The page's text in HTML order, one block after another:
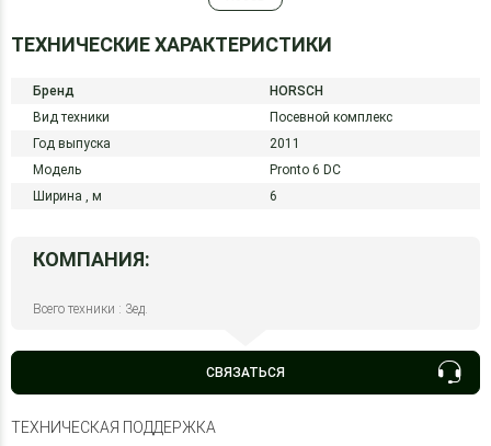
ТЕХНИЧЕСКИЕ ХАРАКТЕРИСТИКИ
Бренд
HORSCH
Вид техники
Посевной комплекс
Год выпуска
2011
Модель
Pronto 6 DC
Ширина , м 6
КОМПАНИЯ:
Всего техники : 3ед.
СВЯЗАТЬСЯ
ТЕХНИЧЕСКАЯ ПОДДЕРЖКА